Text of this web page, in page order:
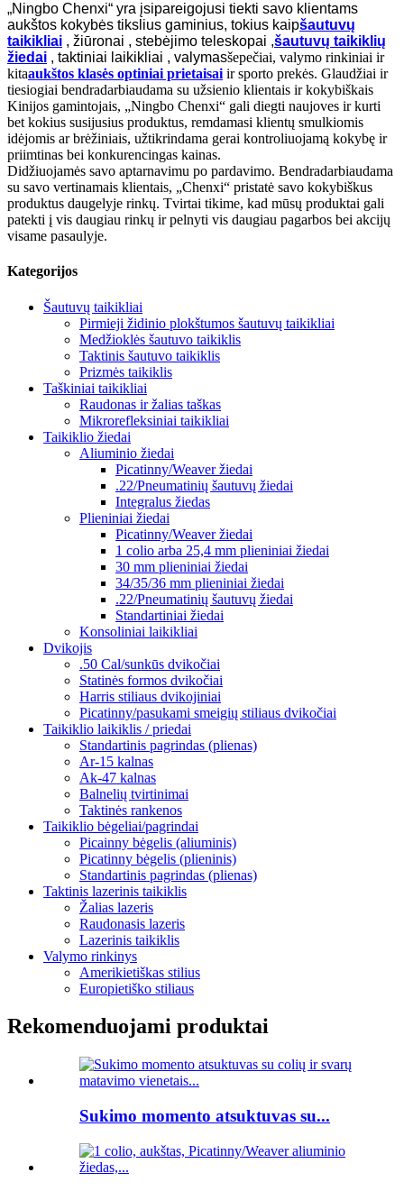
„Ningbo Chenxi“ yra įsipareigojusi tiekti savo klientams
aukštos kokybės tikslius gaminius, tokius kaipšautuvų
taikikliai , žiūronai , stebėjimo teleskopai ,šautuvų taikiklių
žiedai , taktiniai laikikliai , valymasšepečiai, valymo rinkiniai ir
kitaaukštos klasės optiniai prietaisai ir sporto prekės. Glaudžiai ir
tiesiogiai bendradarbiaudama su užsienio klientais ir kokybiškais
Kinijos gamintojais, „Ningbo Chenxi“ gali diegti naujoves ir kurti
bet kokius susijusius produktus, remdamasi klientų smulkiomis
idėjomis ar brėžiniais, užtikrindama gerai kontroliuojamą kokybę ir
priimtinas bei konkurencingas kainas.
Didžiuojamės savo aptarnavimu po pardavimo. Bendradarbiaudama
su savo vertinamais klientais, „Chenxi“ pristatė savo kokybiškus
produktus daugelyje rinkų. Tvirtai tikime, kad mūsų produktai gali
patekti į vis daugiau rinkų ir pelnyti vis daugiau pagarbos bei akcijų
visame pasaulyje.
Kategorijos
Šautuvų taikikliai
Pirmieji židinio plokštumos šautuvų taikikliai
Medžioklės šautuvo taikiklis
Taktinis šautuvo taikiklis
Prizmės taikiklis
Taškiniai taikikliai
Raudonas ir žalias taškas
Mikrorefleksiniai taikikliai
Taikiklio žiedai
Aliuminio žiedai
Picatinny/Weaver žiedai
.22/Pneumatinių šautuvų žiedai
Integralus žiedas
Plieniniai žiedai
Picatinny/Weaver žiedai
1 colio arba 25,4 mm plieniniai žiedai
30 mm plieniniai žiedai
34/35/36 mm plieniniai žiedai
.22/Pneumatinių šautuvų žiedai
Standartiniai žiedai
Konsoliniai laikikliai
Dvikojis
.50 Cal/sunkūs dvikočiai
Statinės formos dvikočiai
Harris stiliaus dvikojiniai
Picatinny/pasukami smeigių stiliaus dvikočiai
Taikiklio laikiklis / priedai
Standartinis pagrindas (plienas)
Ar-15 kalnas
Ak-47 kalnas
Balnelių tvirtinimai
Taktinės rankenos
Taikiklio bėgeliai/pagrindai
Picainny bėgelis (aliuminis)
Picatinny bėgelis (plieninis)
Standartinis pagrindas (plienas)
Taktinis lazerinis taikiklis
Žalias lazeris
Raudonasis lazeris
Lazerinis taikiklis
Valymo rinkinys
Amerikietiškas stilius
Europietiško stiliaus
Rekomenduojami produktai
Sukimo momento atsuktuvas su...